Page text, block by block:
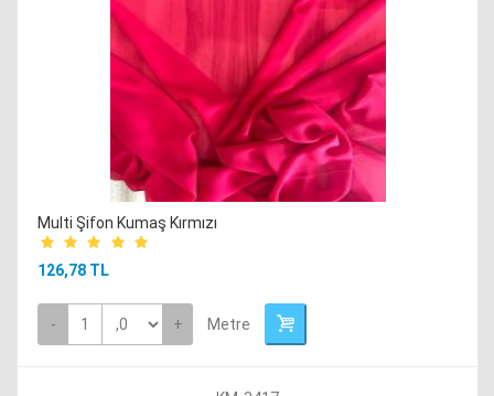
Multi Şifon Kumaş Kırmızı
126,78 TL
- + Metre